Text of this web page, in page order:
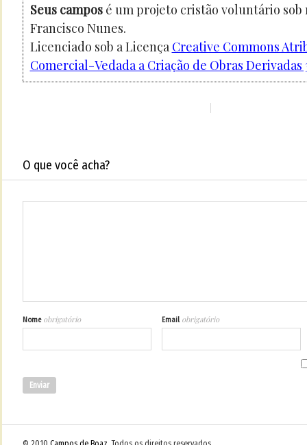
Seus camposé um projeto cristão voluntário sob
Francisco Nunes.
Licenciado sob a Licença Creative Commons
Comercial-Vedada a Criação de Obras Derivadas
O que você acha?
Nome obrigatório Email obrigatório